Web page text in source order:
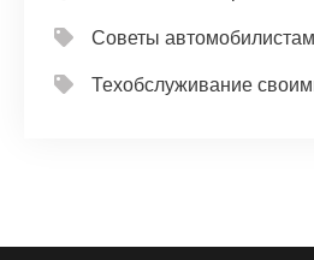
Советы автомобилистам
Техобслуживание